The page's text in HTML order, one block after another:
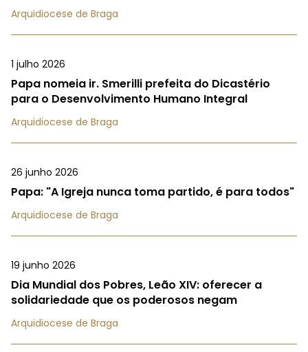
Arquidiocese de Braga
1 julho 2026
Papa nomeia ir. Smerilli prefeita do Dicastério
para o Desenvolvimento Humano Integral
Arquidiocese de Braga
26 junho 2026
Papa: "A Igreja nunca toma partido, é para todos"
Arquidiocese de Braga
19 junho 2026
Dia Mundial dos Pobres, Leão XIV: oferecer a
solidariedade que os poderosos negam
Arquidiocese de Braga